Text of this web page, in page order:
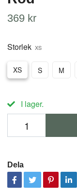
369 kr
Storlek XS
XS S M
I lager.
Dela